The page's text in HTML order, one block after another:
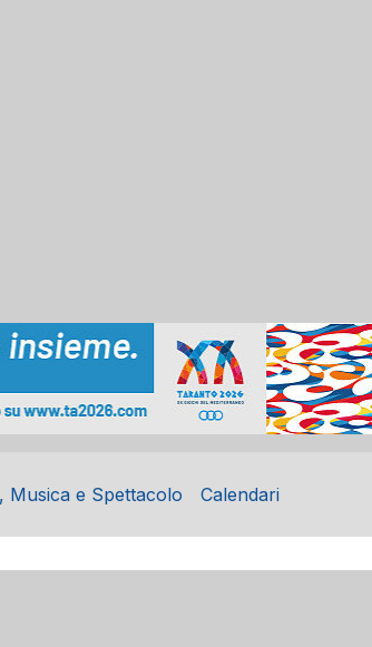
Musica e Spettacolo Calendari